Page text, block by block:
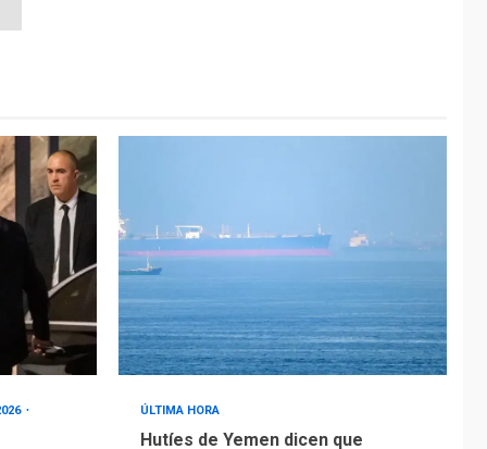
ÚLTIMA HORA
Hutíes de Yemen dicen que